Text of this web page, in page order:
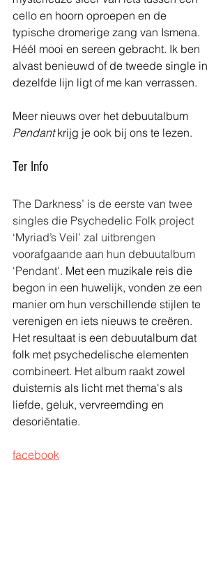
cello en hoorn oproepen en de
typische dromerige zang van Ismena.
Héél mooi en sereen gebracht. Ik ben
alvast benieuwd of de tweede single in
dezelfde lijn ligt of me kan verrassen.
Meer nieuws over het debuutalbum
Pendant krijg je ook bij ons te lezen.
Ter Info
The Darkness’ is de eerste van twee
singles die Psychedelic Folk project
‘Myriad’s Veil’ zal uitbrengen
voorafgaande aan hun debuutalbum
‘Pendant'. Met een muzikale reis die
begon in een huwelijk, vonden ze een
manier om hun verschillende stijlen te
verenigen en iets nieuws te creëren.
Het resultaat is een debuutalbum dat
folk met psychedelische elementen
combineert. Het album raakt zowel
duisternis als licht met thema's als
liefde, geluk, vervreemding en
desoriëntatie.
facebook